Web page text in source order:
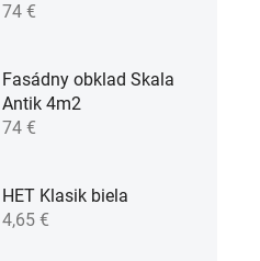
74 €
Fasádny obklad Skala
Antik 4m2
74 €
HET Klasik biela
4,65 €